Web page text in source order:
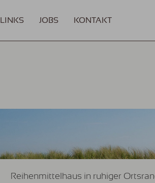
LINKS JOBS KONTAKT
Reihenmittelhaus in ruhiger